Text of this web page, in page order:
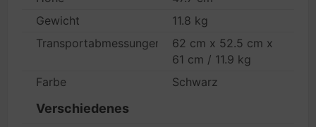
Gewicht
11.8 kg
Transportabmessungen (B x T x H)/Gewicht
62 cm x 52.5 cm x
61 cm / 11.9 kg
Farbe
Schwarz
Verschiedenes